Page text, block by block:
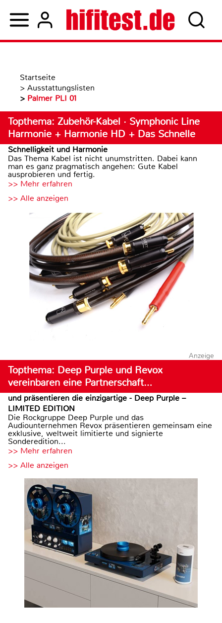
Startseite
> Ausstattungslisten
>
Palmer PLI 01
Topthema: Zubehör-Kabel · Symphonic Line
Harmonie + Harmonie HD + Das Schnelle
Schnelligkeit und Harmonie
Das Thema Kabel ist nicht unumstritten. Dabei kann
man es ganz pragmatisch angehen: Gute Kabel
ausprobieren und fertig.
>> Mehr erfahren
>> Alle anzeigen
Anzeige
Topthema: Deep Purple und Revox
vereinbaren eine Partnerschaft…
und präsentieren die einzigartige - Deep Purple –
LIMITED EDITION
Die Rockgruppe Deep Purple und das
Audiounternehmen Revox präsentieren gemeinsam eine
exklusive, weltweit limitierte und signierte
Sonderedition...
>> Mehr erfahren
>> Alle anzeigen